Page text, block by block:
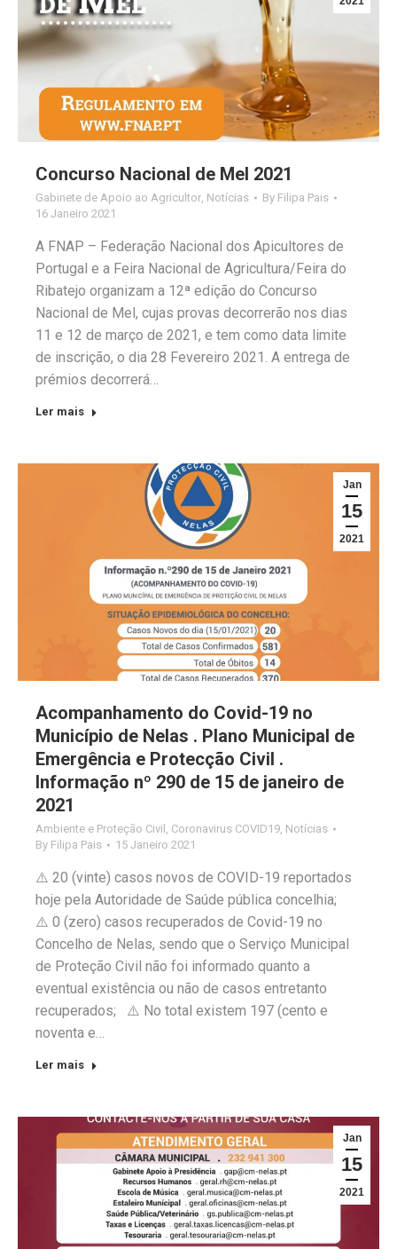
Concurso Nacional de Mel 2021
Gabinete de Apoio ao Agricultor, Notícias By Filipa Pais
16 Janeiro 2021
A FNAP – Federação Nacional dos Apicultores de
Portugal e a Feira Nacional de Agricultura/Feira do
Ribatejo organizam a 12ª edição do Concurso
Nacional de Mel, cujas provas decorrerão nos dias
11 e 12 de março de 2021, e tem como data limite
de inscrição, o dia 28 Fevereiro 2021. A entrega de
prémios decorrerá…
Ler mais
Jan
15
2021
Acompanhamento do Covid-19 no
Município de Nelas . Plano Municipal de
Emergência e Protecção Civil .
Informação nº 290 de 15 de janeiro de
2021
Ambiente e Proteção Civil Coronavirus COVID19 Notícias
By Filipa Pais 15 Janeiro 2021
⚠️ 20 (vinte) casos novos de COVID-19 reportados
hoje pela Autoridade de Saúde pública concelhia;
⚠️ 0 (zero) casos recuperados de Covid-19 no
Concelho de Nelas, sendo que o Serviço Municipal
de Proteção Civil não foi informado quanto a
eventual existência ou não de casos entretanto
recuperados; ⚠️ No total existem 197 (cento e
noventa e…
Ler mais
Jan
15
2021